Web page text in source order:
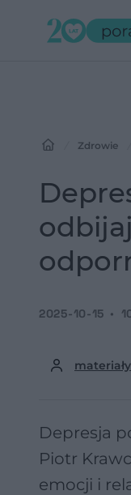
Zdrowie
2025-10-15
Depresja
Piotr
emocji i